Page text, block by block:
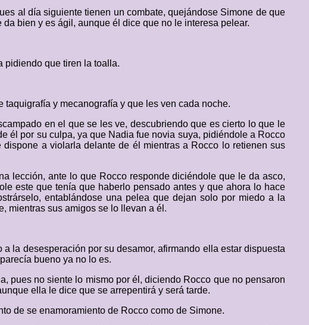
al día siguiente tienen un combate, quejándose Simone de que
bien y es ágil, aunque él dice que no le interesa pelear.
pidiendo que tiren la toalla.
y mecanografía y que les ven cada noche.
en el que se les ve, descubriendo que es cierto lo que le
él por su culpa, ya que Nadia fue novia suya, pidiéndole a Rocco
a violarla delante de él mientras a Rocco lo retienen sus
lección, ante lo que Rocco responde diciéndole que le da asco,
este que tenía que haberlo pensado antes y que ahora lo hace
entablándose una pelea que dejan solo por miedo a la
mientras sus amigos se lo llevan a él.
la desesperación por su desamor, afirmando ella estar dispuesta
bueno ya no lo es.
pues no siente lo mismo por él, diciendo Rocco que no pensaron
ella le dice que se arrepentirá y será tarde.
de se enamoramiento de Rocco como de Simone.